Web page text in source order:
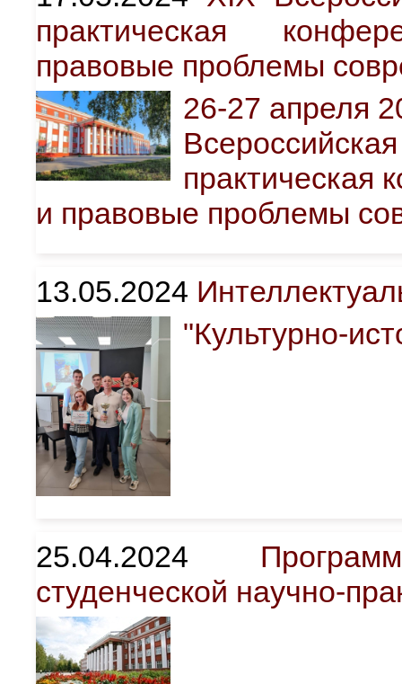
практическая
правовые проблемы
26-27 апреля
практическая
и правовые проблемы
13.05.2024
"Культурно-
25.04.2024
студенческой научно-